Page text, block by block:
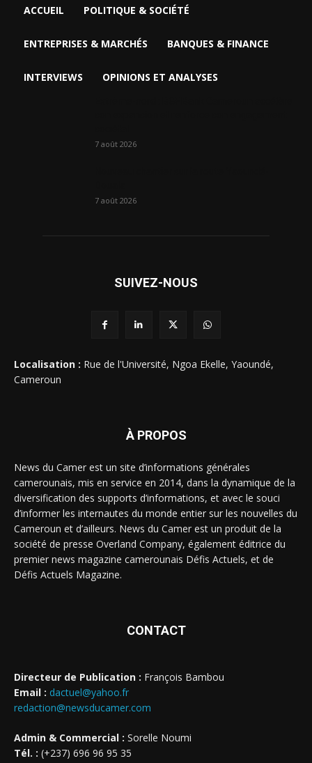
ACCUEIL POLITIQUE & SOCIÉTÉ
ENTREPRISES & MARCHÉS BANQUES & FINANCE
INTERVIEWS OPINIONS ET ANALYSES
7 août 2026
7 août 2026
SUIVEZ-NOUS
Localisation : Rue de l'Université, Ngoa Ekelle, Yaoundé,
Cameroun
À PROPOS
News du Camer est un site d’informations générales
camerounais, mis en service en 2014, dans la dynamique de la
diversification des supports d’informations, et avec le souci
d’informer les internautes du monde entier sur les nouvelles du
Cameroun et d’ailleurs. News du Camer est un produit de la
société de presse Overland Company, également éditrice du
premier news magazine camerounais Défis Actuels, et de
Défis Actuels Magazine.
CONTACT
Directeur de Publication : François Bambou
Email : dactuel@yahoo.fr
redaction@newsducamer.com
Admin & Commercial : Sorelle Noumi
Tél. : (+237) 696 96 95 35